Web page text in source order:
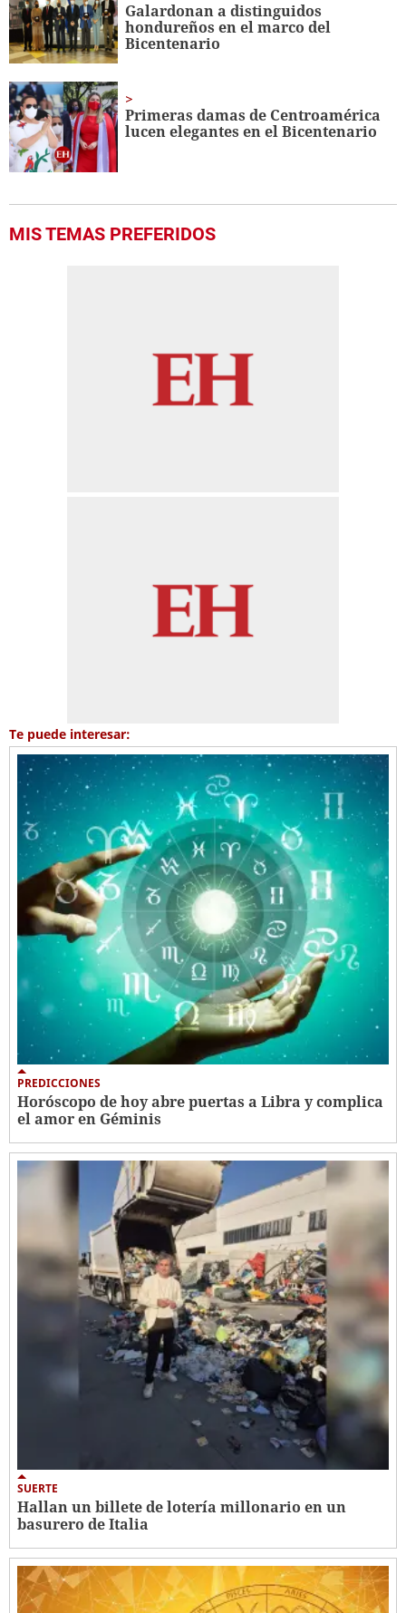
Galardonan a distinguidos
hondureños en el marco del
Bicentenario
Primeras damas de Centroamérica
lucen elegantes en el Bicentenario
MIS TEMAS PREFERIDOS
Te puede interesar:
PREDICCIONES
Horóscopo de hoy abre puertas a Libra y complica
el amor en Géminis
SUERTE
Hallan un billete de lotería millonario en un
basurero de Italia